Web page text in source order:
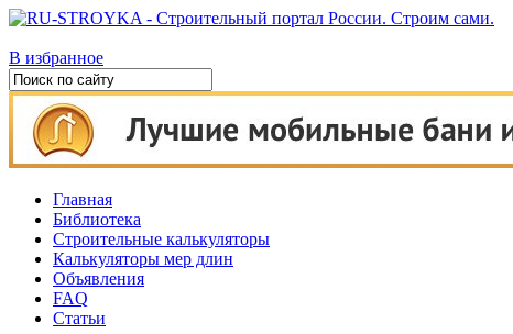
В избранное
Главная
Библиотека
Строительные калькуляторы
Калькуляторы мер длин
Объявления
FAQ
Статьи